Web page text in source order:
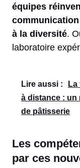
équipes
à la diversité.
laboratoire
Lire aussi :
à distance : un
de pâtisserie
Les
par ces